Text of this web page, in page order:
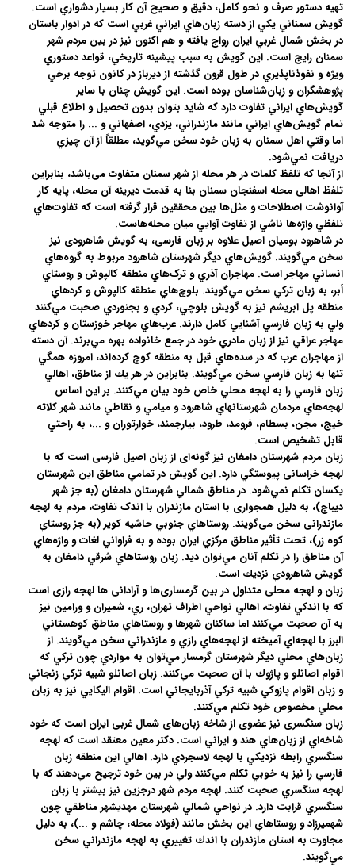
تهيه دستور صرف و نحو کامل، دقيق و صحيح آن کار بسيار دشواري است.
گويش سمناني يكي از دسته زبان‌هاي ايراني غربي است كه در ادوار باستان
در بخش شمال غربي ايران رواج يافته و هم اكنون نيز در بين مردم شهر
سمنان رايج است. اين گويش به سبب پيشينه تاريخي، قواعد دستوري
ويژه و نفوذناپذيري در طول قرون گذشته از ديرباز در كانون توجه برخي
پژوهشگران و زبان‌شناسان بوده است. اين گويش چنان با ساير
گويش‌هاي ايراني تفاوت دارد كه شايد بتوان بدون تحصيل و اطلاع قبلي
تمام گويش‌هاي ايراني مانند مازندراني، يزدي، اصفهاني و ... را متوجه شد
اما وقتي اهل سمنان به زبان خود سخن مي‌گويد، مطلقاً از آن چيزي
دريافت نمي‌شود.
از آنجا که تلفظ کلمات در هر محله از شهر سمنان متفاوت می‌باشد، بنابراین
تلفظ اهالی محله اسفنجان سمنان بنا به قدمت دیرینه آن محله، پايه کار
آوانوشت اصطلاحات و مثل‌ها بين محققين قرار گرفته است که تفاوت‌هاي
تلفظي واژه‌ها ناشي از تفاوت آوايي ميان محله‌هاست.
در شاهرود بومیان اصیل علاوه بر زبان فارسی، به گویش شاهرودی نيز
سخن مي‌گويند. گويش‌هاي ديگر شهرستان شاهرود مربوط به گروه‌هاي
انساني مهاجر است. مهاجران آذري و ترک‌هاي منطقه کالپوش و روستاي
اَبر، به زبان ترکي سخن مي‌گويند. بلوچ‌هاي منطقه کالپوش و کردهاي
منطقه پل ابريشم نيز به گويش بلوچي، كردي و بجنوردي صحبت مي‌كنند
ولي به زبان فارسي آشنايي كامل دارند. عرب‌هاي مهاجر خوزستان و كردهاي
مهاجر عراقي نيز از زبان مادري خود در جمع خانواده بهره مي‌برند. آن دسته
از مهاجران عرب كه در سده‌هاي قبل به منطقه كوچ كرده‌اند، امروزه همگي
تنها به زبان فارسي سخن مي‌گويند. بنابراين در هر يك از مناطق، اهالي
زبان فارسي را به لهجه محلي خاص خود بيان مي‌كنند. بر اين اساس
لهجه‌هاي مردمان شهرستانهاي شاهرود و ميامي و نقاطي مانند شهر كلاته
خيج، مجن، بسطام، فرومد، طرود، بيارجمند، خوارتوران و ...، به راحتي
قابل تشخيص است.
زبان مردم شهرستان دامغان نیز گونه‌ای از زبان اصیل فارسی است که با
لهجه خراسانی پيوستگي دارد. اين گويش در تمامي مناطق اين شهرستان
يکسان تکلم نمي‌شود. در مناطق شمالي شهرستان دامغان (به جز شهر
دیباج)، به دلیل همجواری با استان مازندران با اندک تفاوت، مردم به لهجه
مازندرانی سخن می‌گويند. روستاهاي جنوبي حاشيه کوير (به جز روستاي
کوه زر)، تحت تأثير مناطق مرکزي ايران بوده و به فراواني لغات و واژه‌هاي
آن مناطق را در تکلم آنان مي‌توان ديد. زبان روستاهاي شرقي دامغان به
گويش شاهرودي نزديك است.
زبان و لهجه محلی متداول در بین گرمساری‌ها و آرادانی ها لهجه رازی است
که با اندکي تفاوت، اهالي نواحي اطراف تهران، ري، شميران و ورامين نيز
به آن صحبت مي‌کنند اما ساکنان شهرها و روستاهاي مناطق کوهستاني
البرز با لهجه‌اي آميخته از لهجه‌هاي رازي و مازندراني سخن مي‌گويند. از
زبان‌هاي محلي ديگر شهرستان گرمسار مي‌توان به مواردي چون تركي كه
اقوام اصانلو و پاژوك با آن صحبت مي‌كنند. زبان اصانلو شبيه تركي زنجاني
و زبان اقوام پازوكي شبيه تركي آذربايجاني است. اقوام اليكايي نيز به زبان
محلي مخصوص خود تكلم مي‌كنند.
زبان سنگسری نیز عضوی از شاخه زبان‌های شمال غربی ايران است که خود
شاخه‌اي از زبان‌هاي هند و ايراني است. دکتر معين معتقد است که لهجه
سنگسري رابطه نزديکي با لهجه لاسجردي دارد. اهالي اين منطقه زبان
فارسي را نيز به خوبي تکلم مي‌كنند ولي در بين خود ترجيح مي‌دهند كه با
لهجه سنگسري صحبت كنند. لهجه مردم شهر درجزين نيز بيشتر با زبان
سنگسري قرابت دارد. در نواحي شمالي شهرستان مهديشهر مناطقي چون
شهميرزاد و روستاهاي اين بخش مانند (فولاد محله، چاشم و ...)، به دليل
مجاورت به استان مازندران با اندك تغييري به لهجه مازندراني سخن
مي‌گويند.